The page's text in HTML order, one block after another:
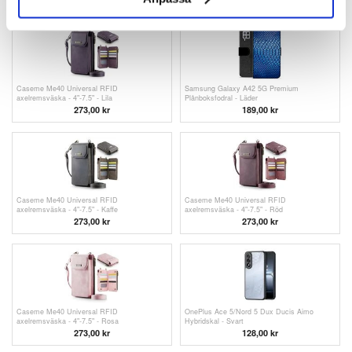
Caseme Me40 Universal RFID
axelremsväska - 4"-7.5" - Lila
273,00 kr
Samsung Galaxy A42 5G Premium
Plånboksfodral - Läder
189,00 kr
Caseme Me40 Universal RFID
axelremsväska - 4"-7.5" - Kaffe
273,00 kr
Caseme Me40 Universal RFID
axelremsväska - 4"-7.5" - Röd
273,00 kr
Caseme Me40 Universal RFID
axelremsväska - 4"-7.5" - Rosa
273,00 kr
OnePlus Ace 5/Nord 5 Dux Ducis Aimo
Hybridskal - Svart
128,00 kr